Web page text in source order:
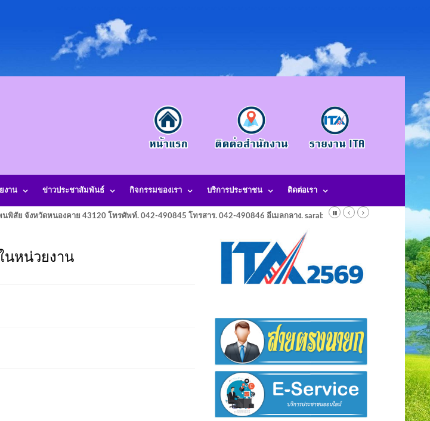
งาน ข่าวประชาสัมพันธ์ กิจกรรมของเรา บริการประชาชน ติดต่อเรา
พิสัย จังหวัดหนองคาย 43120 โทรศัพท์. 042-490845 โทรสาร. 042-490846 อีเมลกลาง. saraban@laotangkham.go.th
นหน่วยงาน